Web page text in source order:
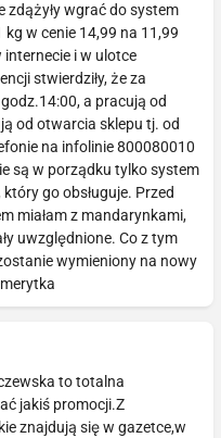
zdążyły wgrać do system
w cenie 14,99 na 11,99
i w ulotce
stwierdziły, że za
a pracują od
od otwarcia sklepu tj. od
na infolinie 800080010
są w porządku tylko system
go obsługuje. Przed
miałam z mandarynkami,
uwzględnione. Co z tym
wymieniony na nowy
to totalna
jakiś promocji.Z
znajdują się w gazetce,w